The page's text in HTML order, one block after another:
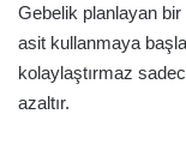
Gebelik planlayan
asit kullanmaya
kolaylaştırmaz
azaltır.